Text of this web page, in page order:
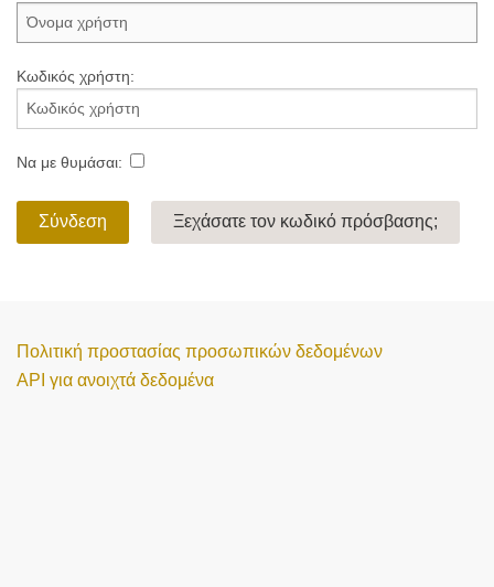
Κωδικός χρήστη:
Να με θυμάσαι:
Σύνδεση Ξεχάσατε τον κωδικό πρόσβασης;
Πολιτική προστασίας προσωπικών δεδομένων
API για ανοιχτά δεδομένα